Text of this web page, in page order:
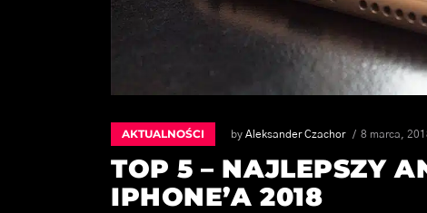
AKTUALNOŚCI by Aleksander Czachor 8 marca,
TOP 5 – NAJLEPSZY
IPHONE’A 2018